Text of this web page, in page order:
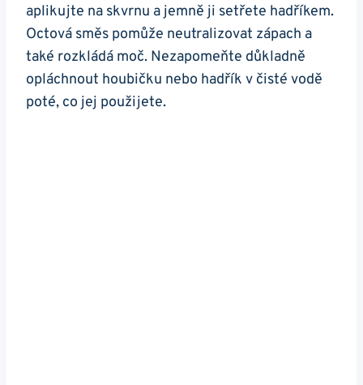
aplikujte na skvrnu a jemně ji setřete hadříkem.
Octová směs pomůže neutralizovat zápach a
také rozkládá moč. Nezapomeňte důkladně
opláchnout houbičku nebo hadřík v čisté vodě
poté, co jej použijete.